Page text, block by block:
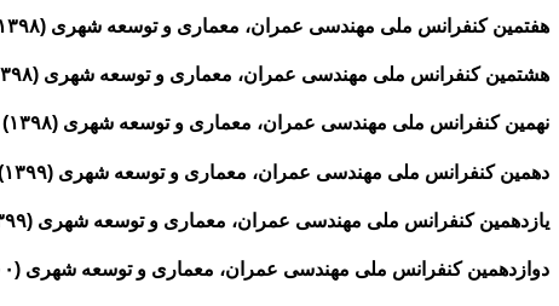
هفتمین کنفرانس ملی مهندسی عمران، معماری و توسعه شهری (۱۳۹۸)
هشتمین کنفرانس ملی مهندسی عمران، معماری و توسعه شهری (۱۳۹۸)
نهمین کنفرانس ملی مهندسی عمران، معماری و توسعه شهری (۱۳۹۸)
دهمین کنفرانس ملی مهندسی عمران، معماری و توسعه شهری (۱۳۹۹)
یازدهمین کنفرانس ملی مهندسی عمران، معماری و توسعه شهری (۱۳۹۹)
دوازدهمین کنفرانس ملی مهندسی عمران، معماری و توسعه شهری (۱۴۰۰)